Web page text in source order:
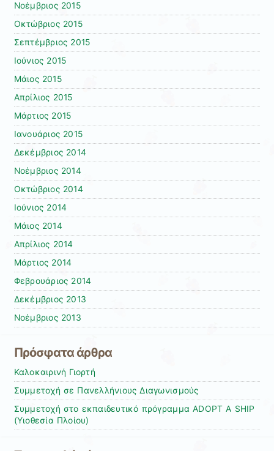
Νοέμβριος 2015
Οκτώβριος 2015
Σεπτέμβριος 2015
Ιούνιος 2015
Μάιος 2015
Απρίλιος 2015
Μάρτιος 2015
Ιανουάριος 2015
Δεκέμβριος 2014
Νοέμβριος 2014
Οκτώβριος 2014
Ιούνιος 2014
Μάιος 2014
Απρίλιος 2014
Μάρτιος 2014
Φεβρουάριος 2014
Δεκέμβριος 2013
Νοέμβριος 2013
Πρόσφατα άρθρα
Καλοκαιρινή Γιορτή
Συμμετοχή σε Πανελλήνιους Διαγωνισμούς
Συμμετοχή στο εκπαιδευτικό πρόγραμμα ADOPT A SHIP
(Υιοθεσία Πλοίου)